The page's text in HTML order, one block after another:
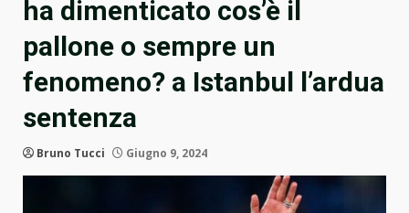
ha dimenticato cos’è il
pallone o sempre un
fenomeno? a Istanbul l’ardua
sentenza
Bruno Tucci Giugno 9, 2024